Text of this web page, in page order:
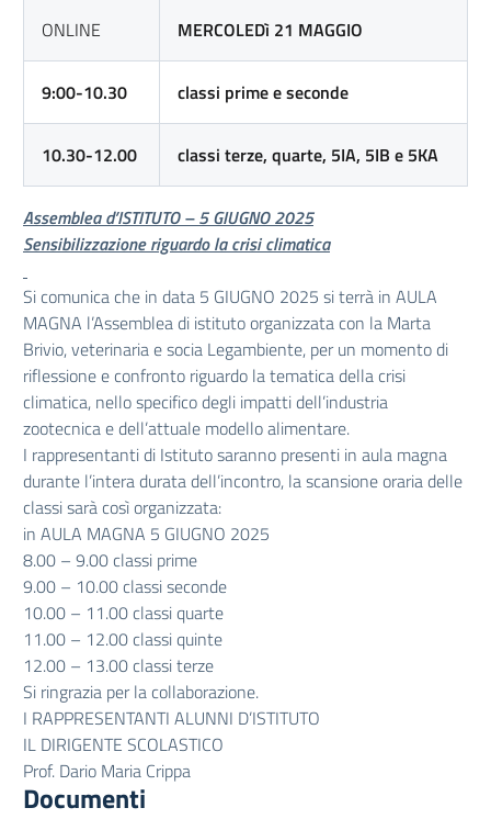
ONLINE
MERCOLEDì 21 MAGGIO
9:00-10.30 classi prime e seconde
10.30-12.00 classi terze, quarte, 5IA, 5IB e 5KA
Assemblea d’ISTITUTO – 5 GIUGNO 2025
Sensibilizzazione riguardo la crisi climatica
Si comunica che in data 5 GIUGNO 2025 si terrà in AULA
MAGNA l’Assemblea di istituto organizzata con la Marta
Brivio, veterinaria e socia Legambiente, per un momento di
riflessione e confronto riguardo la tematica della crisi
climatica, nello specifico degli impatti dell’industria
zootecnica e dell’attuale modello alimentare.
I rappresentanti di Istituto saranno presenti in aula magna
durante l’intera durata dell’incontro, la scansione oraria delle
classi sarà così organizzata:
in AULA MAGNA 5 GIUGNO 2025
8.00 – 9.00 classi prime
9.00 – 10.00 classi seconde
10.00 – 11.00 classi quarte
11.00 – 12.00 classi quinte
12.00 – 13.00 classi terze
Si ringrazia per la collaborazione.
I RAPPRESENTANTI ALUNNI D’ISTITUTO
IL DIRIGENTE SCOLASTICO
Prof. Dario Maria Crippa
Documenti